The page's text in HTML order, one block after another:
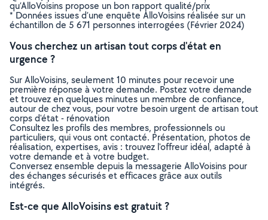
qu’AlloVoisins propose un bon rapport qualité/prix
* Données issues d’une enquête AlloVoisins réalisée sur un
échantillon de 5 671 personnes interrogées (Février 2024)
Vous cherchez un artisan tout corps d'état en
urgence ?
Sur AlloVoisins, seulement 10 minutes pour recevoir une
première réponse à votre demande. Postez votre demande
et trouvez en quelques minutes un membre de confiance,
autour de chez vous, pour votre besoin urgent de artisan tout
corps d'état - rénovation
Consultez les profils des membres, professionnels ou
particuliers, qui vous ont contacté. Présentation, photos de
réalisation, expertises, avis : trouvez l'offreur idéal, adapté à
votre demande et à votre budget.
Conversez ensemble depuis la messagerie AlloVoisins pour
des échanges sécurisés et efficaces grâce aux outils
intégrés.
Est-ce que AlloVoisins est gratuit ?